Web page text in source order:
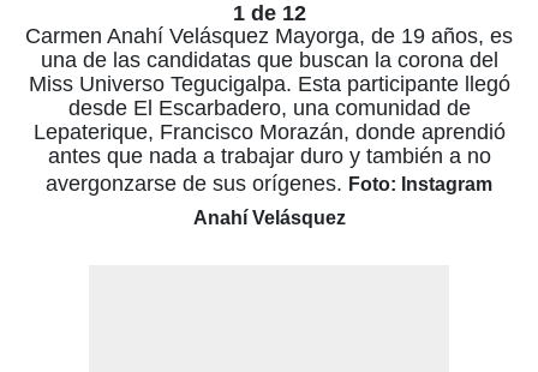
1 de 12
Carmen Anahí Velásquez Mayorga, de 19 años, es
una de las candidatas que buscan la corona del
Miss Universo Tegucigalpa. Esta participante llegó
desde El Escarbadero, una comunidad de
Lepaterique, Francisco Morazán, donde aprendió
antes que nada a trabajar duro y también a no
avergonzarse de sus orígenes. Foto: Instagram
Anahí Velásquez